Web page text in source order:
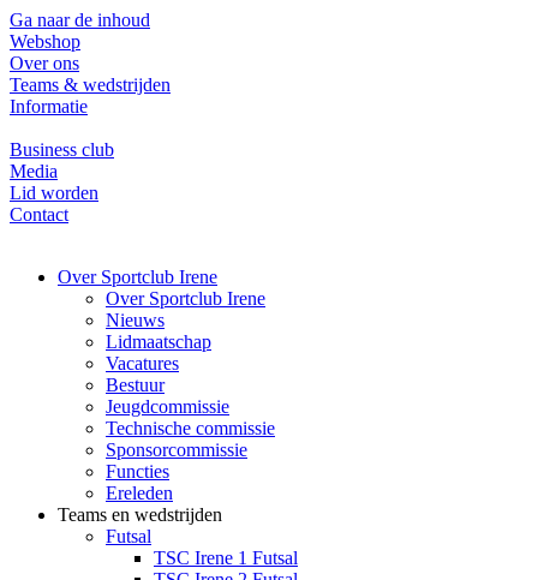
Ga naar de inhoud
Webshop
Over ons
Teams & wedstrijden
Informatie
Business club
Media
Lid worden
Contact
Over Sportclub Irene
Over Sportclub Irene
Nieuws
Lidmaatschap
Vacatures
Bestuur
Jeugdcommissie
Technische commissie
Sponsorcommissie
Functies
Ereleden
Teams en wedstrijden
Futsal
TSC Irene 1 Futsal